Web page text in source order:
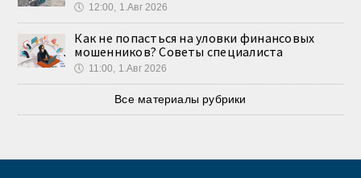
🕔 12:00, 1.Авг 2026
Как не попасться на уловки финансовых
мошенников? Советы специалиста
🕔 11:00, 1.Авг 2026
Все материалы рубрики